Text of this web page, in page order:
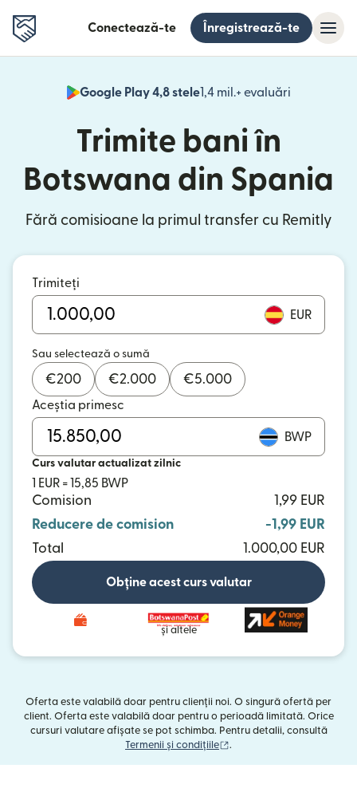
Conectează-te Înregistrează-te
Google Play 4,8 stele1,4 mil.+ evaluări
(se
Trimite bani în
Botswana din Spania
Fără comisioane la primul transfer cu Remitly
Trimiteți
EUR
Sau selectează o sumă
€200 €2.000 €5.000
Aceștia primesc
BWP
Curs valutar actualizat zilnic
1 EUR = 15,85 BWP
Comision
1,99 EUR
Reducere de comision
-1,99 EUR
Total
1.000,00 EUR
Obține acest curs valutar
și altele
Oferta este valabilă doar pentru clienții noi. O singură ofertă per
client. Oferta este valabilă doar pentru o perioadă limitată. Orice
cursuri valutare afișate se pot schimba. Pentru detalii, consultă
Termenii și condițiile
.